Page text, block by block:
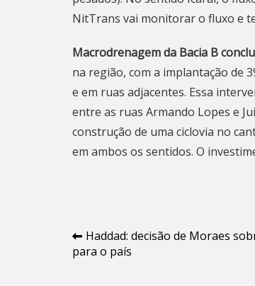
NitTrans vai monitorar o fluxo e
Macrodrenagem da Bacia B
na região, com a implantação de
e em ruas adjacentes. Essa
entre as ruas Armando Lopes e
construção de uma ciclovia no
em ambos os sentidos. O
Navegação
de
Haddad: decisão de Moraes
para o país